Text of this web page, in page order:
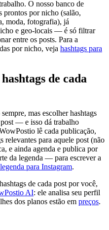
O nosso banco de
prontos por nicho (salão,
moda, fotografia), já
e geo-locais — é só filtrar
entre os posts. Para a
por nicho, veja hashtags para
de cada
mas escolher hashtags
— e isso dá trabalho
lê cada publicação,
relevantes para aquele post (não
e ainda agenda e publica por
da legenda — para escrever a
para Instagram.
de cada post por você,
AI: ele analisa seu perfil
dos planos estão em preços.